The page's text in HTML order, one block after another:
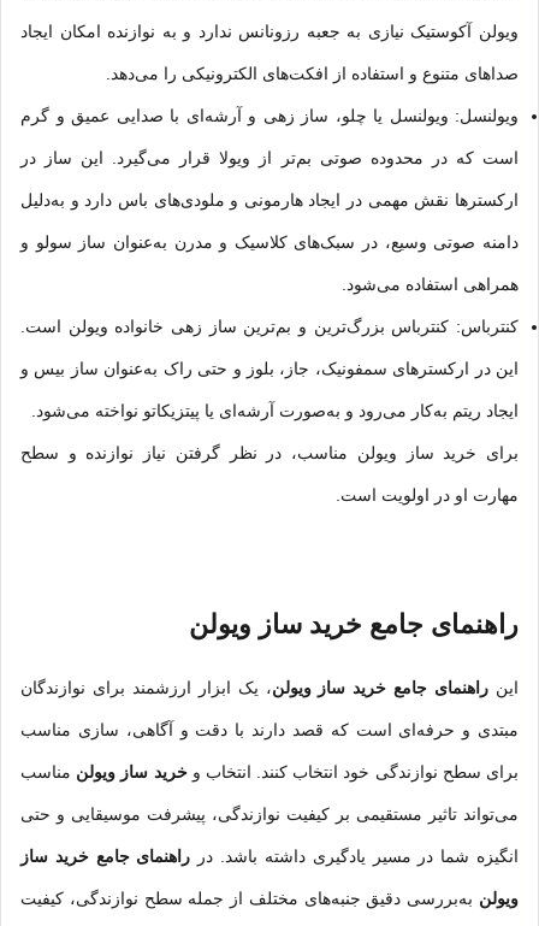
ویولن آکوستیک نیازی به جعبه رزونانس ندارد و به نوازنده امکان ایجاد
صداهای متنوع و استفاده از افکت‌های الکترونیکی را می‌دهد.
ویولنسل: ویولنسل یا چلو، ساز زهی و آرشه‌ای با صدایی عمیق و گرم
است که در محدوده صوتی بم‌تر از ویولا قرار می‌گیرد. این ساز در
ارکسترها نقش مهمی در ایجاد هارمونی و ملودی‌های باس دارد و به‌دلیل
دامنه صوتی وسیع، در سبک‌های کلاسیک و مدرن به‌عنوان ساز سولو و
همراهی استفاده می‌شود.
کنترباس: کنترباس بزرگ‌ترین و بم‌ترین ساز زهی خانواده ویولن است.
این در ارکسترهای سمفونیک، جاز، بلوز و حتی راک به‌عنوان ساز بیس و
ایجاد ریتم به‌کار می‌رود و به‌صورت آرشه‌ای یا پیتزیکاتو نواخته می‌شود.
برای خرید ساز ویولن مناسب، در نظر گرفتن نیاز نوازنده و سطح
مهارت او در اولویت است.
راهنمای جامع خرید ساز ویولن
این راهنمای جامع خرید ساز ویولن، یک ابزار ارزشمند برای نوازندگان
مبتدی و حرفه‌ای است که قصد دارند با دقت و آگاهی، سازی مناسب
برای سطح نوازندگی خود انتخاب کنند. انتخاب وخرید ساز ویولن مناسب
می‌تواند تاثیر مستقیمی بر کیفیت نوازندگی، پیشرفت موسیقایی و حتی
انگیزه شما در مسیر یادگیری داشته باشد. در راهنمای جامع خرید ساز
ویولن به‌بررسی دقیق جنبه‌های مختلف از جمله سطح نوازندگی، کیفیت